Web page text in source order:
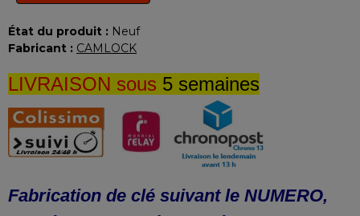
État du produit : Neuf
Fabricant : CAMLOCK
LIVRAISON sous 5 semaines
Fabrication de clé suivant le NUMERO,